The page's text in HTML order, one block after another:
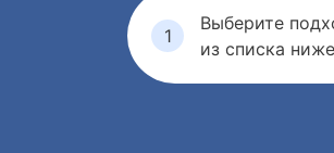
Выберите
из списка ниже